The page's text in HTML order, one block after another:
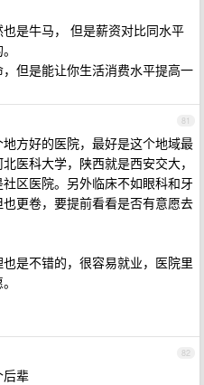
是牛马， 但是薪资对比同水平
但是能让你生活消费水平提高一
81
方好的医院，最好是这个地域最
医科大学，陕西就是西安交大，
区医院。另外临床不如眼科和牙
更卷，要提前看看是否有意愿去
是不错的，很容易就业，医院里
82
后辈